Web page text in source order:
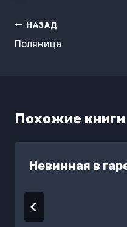
Навигация
по
НАЗАД
Поляница
Похожие книги
Невинная в